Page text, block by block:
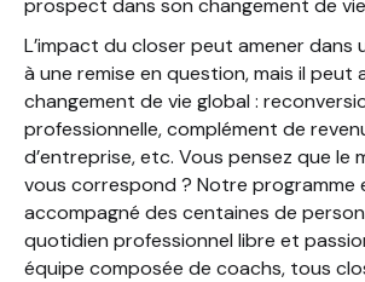
prospect dans son changement de
L’impact du closer peut amener dans
à une remise en question, mais il peut
changement de vie global :
professionnelle, complément de
d’entreprise, etc. Vous pensez que le
vous correspond ? Notre programme
accompagné des centaines de
quotidien professionnel libre et
équipe composée de coachs, tous